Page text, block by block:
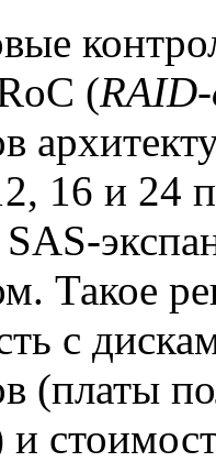
(
16 и 24
Такое
с
(платы
и